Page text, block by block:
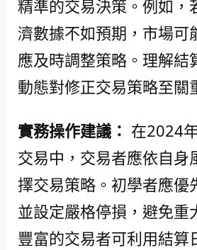
精準的交易決策。例如，
濟數據不如預期，市場可
應及時調整策略。理解結
動態對修正交易策略至關
實務操作建議： 在2024
交易中，交易者應依自身
擇交易策略。初學者應優
並設定嚴格停損，避免重
豐富的交易者可利用結算